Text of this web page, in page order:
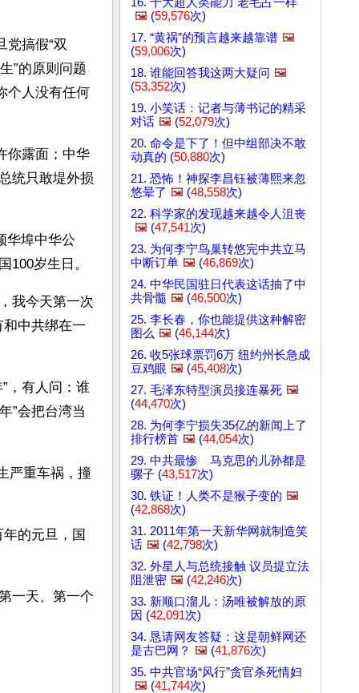
党搞假“双
”的原则问题
个人没有任何
你露面；中华
统只敢堤外损
华埠中华公
100岁生日。
我今天第一次
和中共绑在一
，有人问：谁
”会把台湾当
严重车祸，撞
的元旦，国
一天、第一个
🖼️ (59,576次)
17. “黄祸”的预言越来越靠谱 🖼️
(59,006次)
18. 谁能回答我这两大疑问 🖼️
(53,352次)
19. 小笑话：记者与薄书记的精采
对话 🖼️ (52,079次)
20. 命令是下了！但中组部决不敢
动真的 (50,880次)
21. 恐怖！神探李昌钰被薄熙来忽
悠晕了 🖼️ (48,558次)
22. 科学家的发现越来越令人沮丧
🖼️ (47,541次)
23. 为何李宁鸟巢转悠完中共立马
中断订单 🖼️ (46,869次)
24. 中华民国驻日代表这话抽了中
共骨髓 🖼️ (46,500次)
25. 李长春，你也能提供这种解密
图么 🖼️ (46,144次)
26. 收5张球票罚6万 纽约州长急成
豆鸡眼 🖼️ (45,408次)
27. 毛泽东特型演员接连暴死 🖼️
(44,470次)
28. 为何李宁损失35亿的新闻上了
排行榜首 🖼️ (44,054次)
29. 中共最惨 马克思的儿孙都是
骡子 (43,517次)
30. 铁证！人类不是猴子变的 🖼️
(42,868次)
31. 2011年第一天新华网就制造笑
话 🖼️ (42,798次)
32. 外星人与总统接触 议员提立法
阻泄密 🖼️ (42,246次)
33. 新顺口溜儿：汤唯被解放的原
因 (42,091次)
34. 恳请网友答疑：这是朝鲜网还
是古巴网？ 🖼️ (41,876次)
35. 中共官场“风行”贪官杀死情妇
🖼️ (41,744次)